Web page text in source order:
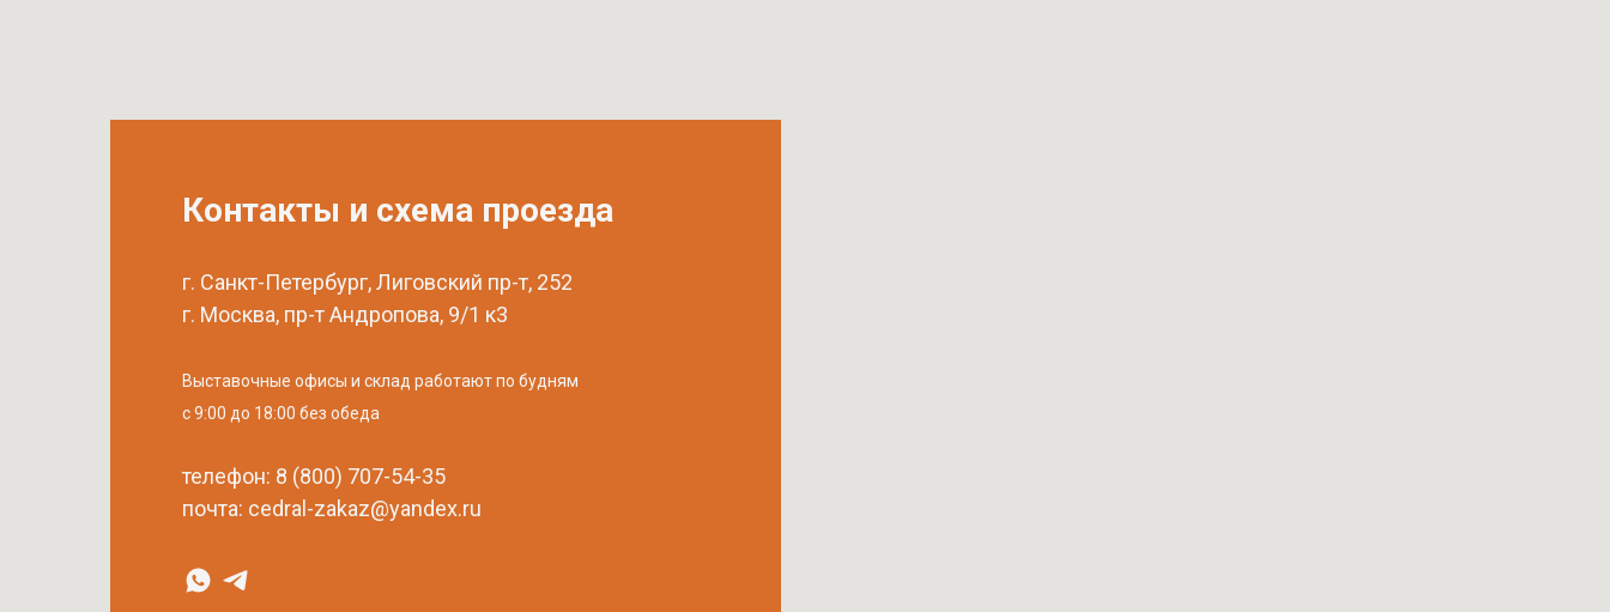
Контакты и схема проезда
г. Санкт-Петербург, Лиговский пр-т, 252
г. Москва, пр-т Андропова, 9/1 к3
Выставочные офисы и склад работают по будням
с 9:00 до 18:00 без обеда
телефон: 8 (800) 707-54-35
почта: cedral-zakaz@yandex.ru